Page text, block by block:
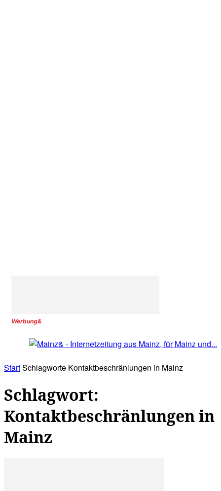
Werbung&
StartSchlagworte Kontaktbeschränlungen in Mainz
Schlagwort:
Kontaktbeschränlungen in
Mainz